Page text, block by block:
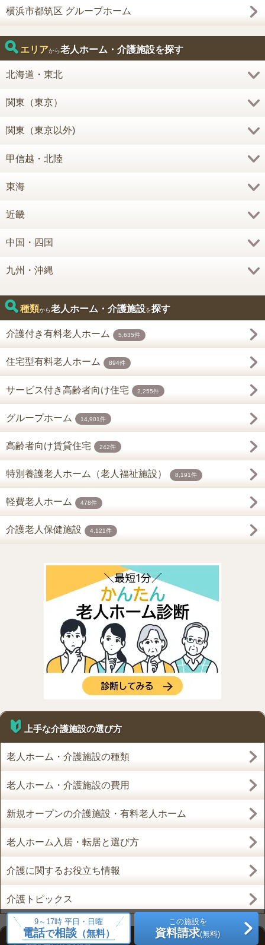
横浜市都筑区 グループホーム
エリアから老人ホーム・介護施設を探す
北海道・東北
関東（東京）
関東（東京以外)
甲信越・北陸
東海
近畿
中国・四国
九州・沖縄
種類から老人ホーム・介護施設を探す
介護付き有料老人ホーム 5,635件
住宅型有料老人ホーム 894件
サービス付き高齢者向け住宅 2,255件
グループホーム 14,901件
高齢者向け賃貸住宅 242件
特別養護老人ホーム（老人福祉施設） 8,191件
軽費老人ホーム 478件
介護老人保健施設 4,121件
上手な介護施設の選び方
老人ホーム・介護施設の種類
老人ホーム・介護施設の費用
新規オープンの介護施設・有料老人ホーム
老人ホーム入居・転居と選び方
介護に関するお役立ち情報
介護トピックス
9～17時 平日・日曜
電話で相談（無料）
この施設を
資料請求(無料)